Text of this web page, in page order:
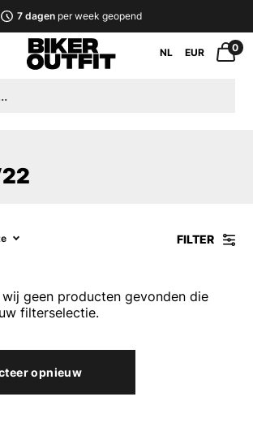
7 dagenper week geopend
NL EUR 0
FILTER
wij geen producten gevonden die
filterselectie.
opnieuw